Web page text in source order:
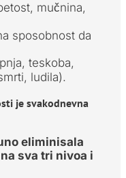
mučnina,
sposobnost da
teskoba,
ludila).
je svakodnevna
eliminisala
sva tri nivoa i